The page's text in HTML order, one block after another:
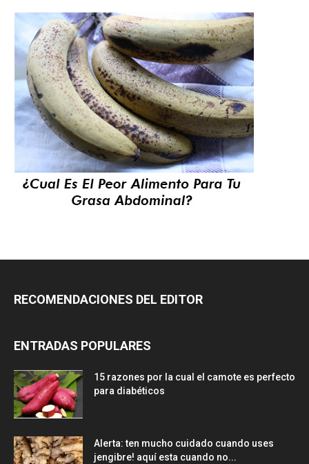
RECOMENDACIONES DEL EDITOR
ENTRADAS POPULARES
15 razones por la cual el camote es perfecto
para diabéticos
Alerta: ten mucho cuidado cuando uses
jengibre! aquí esta cuando no...